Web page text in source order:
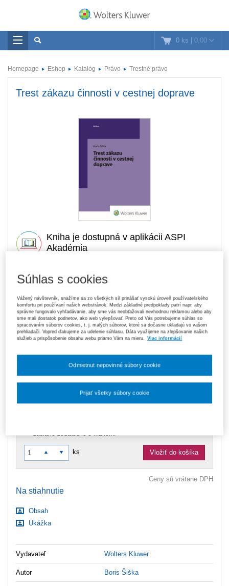
0 ks | 0,00
Homepage Eshop Katalóg Právo Trestné právo
Trest zákazu činnosti v cestnej doprave
Kniha je dostupná v aplikácii ASPI
Akadémia
Na sklade- expedujeme ihneď. U vás do 3 prac. dní
119,70 €
Predplatné 6 mesiacov ASPI Akadémia
V predaji
E-kniha je dostupná výhradne prostredníctvom aplikácie ASPI
Predplatné 12 mesiacov ASPI Akadémia
Čo je ASPI Akadémia?
zaslané dodatočne e‑mailom.
ks Vložiť do košíka
Ceny sú vrátane DPH
Na stiahnutie
Obsah
Ukážka
Vydavateľ Wolters Kluwer
Autor Boris Šiška
Súhlas s cookies
Vážený návštevník, snažíme sa zo všetkých síl prinášať vysokú úroveň používateľského
komfortu pri používaní našich webstránok. Medzi základné predpoklady patrí napr. aby
správne fungovalo vyhľadávanie, aby sme vás neobťažovali nevhodnou reklamou alebo aby
sme mali dostatok podnetov, ako web vylepšovať. Preto od Vás potrebujeme súhlas so
spracovaním súborov cookies, t. j. malých súborov, ktoré sa dočasne ukladajú vo vašom
prehliadači. Vopred ďakujeme za udelenie súhlasu. Dáta využijeme na zlepšovanie našich
služieb a prispôsobenie obsahu webu priamo Vám na mieru.
Viac informácií
Odmietnut nepovinné súbory cookie
Prijať všetky súbory cookie